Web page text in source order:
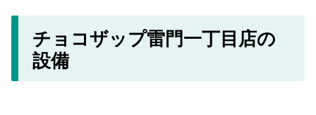
チョコザップ雷門一丁目店の
設備